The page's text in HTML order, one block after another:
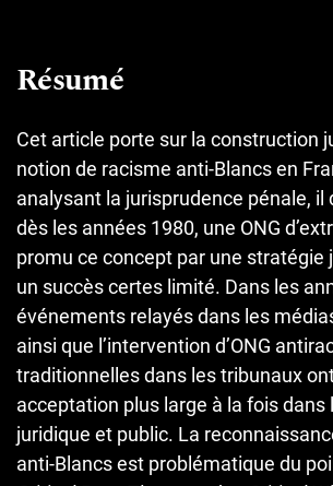
Résumé
Cet article porte sur la construction
notion de racisme anti-Blancs en
analysant la jurisprudence pénale,
dès les années 1980, une ONG
promu ce concept par une stratégie
un succès certes limité. Dans les
événements relayés dans les
ainsi que l’intervention d’ONG
traditionnelles dans les tribunaux
acceptation plus large à la fois dans
juridique et public. La
anti-Blancs est problématique du